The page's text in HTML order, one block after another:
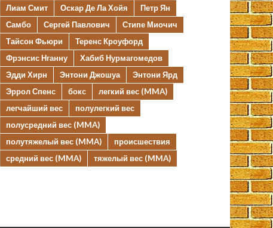
Лиам Смит
Оскар Де Ла Хойя
Петр Ян
Самбо
Сергей Павлович
Стипе Миочич
Тайсон Фьюри
Теренс Кроуфорд
Фрэнсис Нганну
Хабиб Нурмагомедов
Эдди Хирн
Энтони Джошуа
Энтони Ярд
Эррол Спенс
бокс
легкий вес (MMA)
легчайший вес
полулегкий вес
полусредний вес (MMA)
полутяжелый вес (MMA)
происшествия
средний вес (MMA)
тяжелый вес (MMA)